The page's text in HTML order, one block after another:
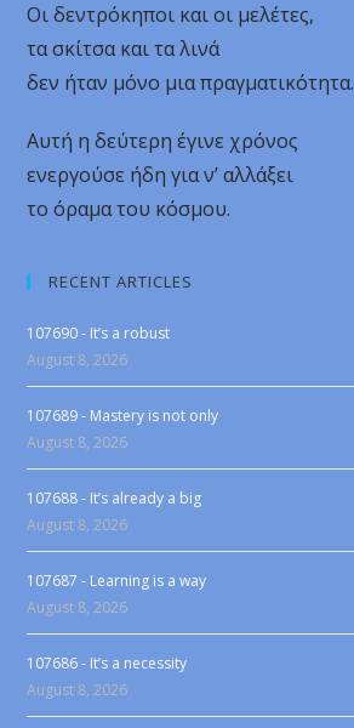
Οι δεντρόκηποι και οι μελέτες,
τα σκίτσα και τα λινά
δεν ήταν μόνο μια πραγματικότητα.
Αυτή η δεύτερη έγινε χρόνος
ενεργούσε ήδη για ν’ αλλάξει
το όραμα του κόσμου.
RECENT ARTICLES
107690 - It’s a robust
August 8, 2026
107689 - Mastery is not only
August 8, 2026
107688 - It’s already a big
August 8, 2026
107687 - Learning is a way
August 8, 2026
107686 - It’s a necessity
August 8, 2026